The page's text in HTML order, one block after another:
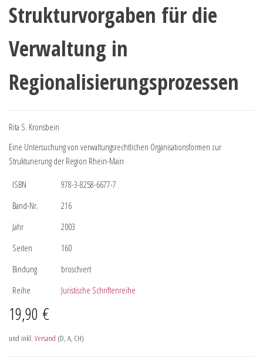
Strukturvorgaben für die
Verwaltung in
Regionalisierungsprozessen
Rita S. Kronsbein
Eine Untersuchung von verwaltungsrechtlichen Organisationsformen zur
Strukturierung der Region Rhein-Main
ISBN
978-3-8258-6677-7
Band-Nr.
216
Jahr
2003
Seiten
160
Bindung
broschiert
Reihe
Juristische Schriftenreihe
19,90 €
und inkl. Versand (D, A, CH)